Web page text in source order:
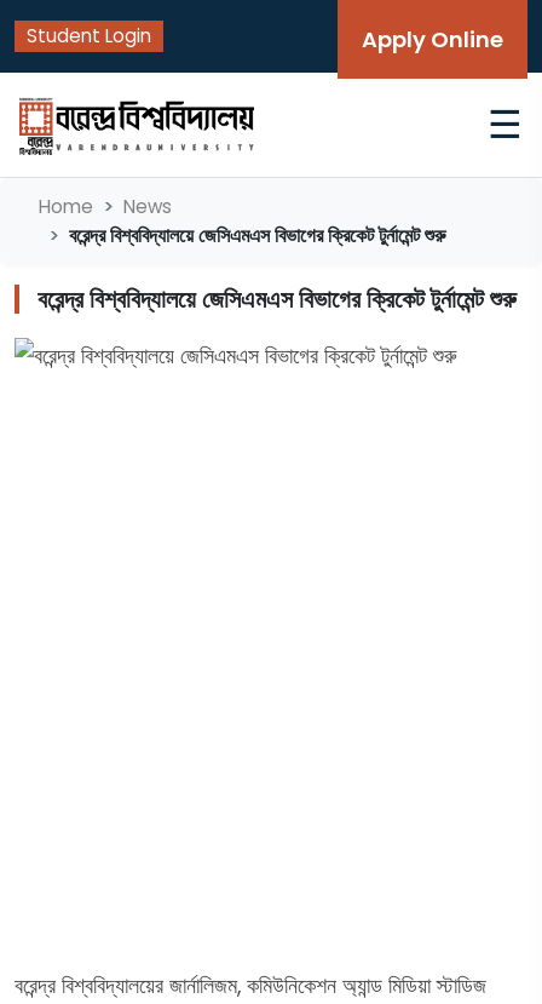
Student Login Apply Online
☰
Home News
বরেন্দ্র বিশ্ববিদ্যালয়ে জেসিএমএস বিভাগের ক্রিকেট টুর্নামেন্ট শুরু
বরেন্দ্র বিশ্ববিদ্যালয়ে জেসিএমএস বিভাগের ক্রিকেট টুর্নামেন্ট শুরু
বরেন্দ্র বিশ্ববিদ্যালয়ের জার্নালিজম, কমিউনিকেশন অ্যান্ড মিডিয়া স্টাডিজ